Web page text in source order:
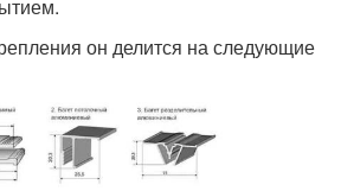
он делится на следующие